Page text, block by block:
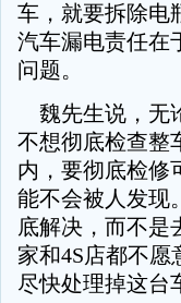
车，就要拆除
汽车漏电责任在
问题。
魏先生说，无
不想彻底检查整
内，要彻底检修
能不会被人发现
底解决，而不是
家和4S店都不
尽快处理掉这台